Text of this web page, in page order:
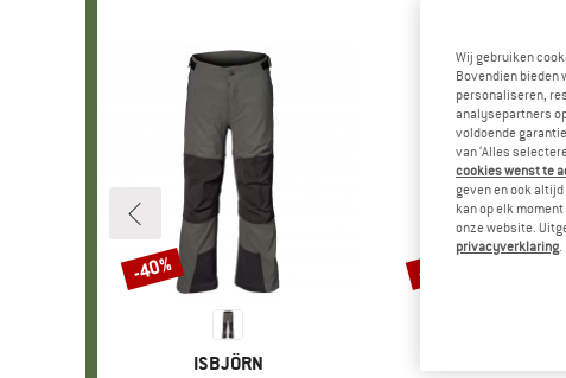
MERK
ISBJÖRN
Korting
-40% Korting
-50%
Wij gebruiken
Bovendien bieden
personaliseren,
analysepartners
voldoende
van ‘Alles
cookies wenst te
geven en ook
kan op elk
onze website.
privacyverklaring.